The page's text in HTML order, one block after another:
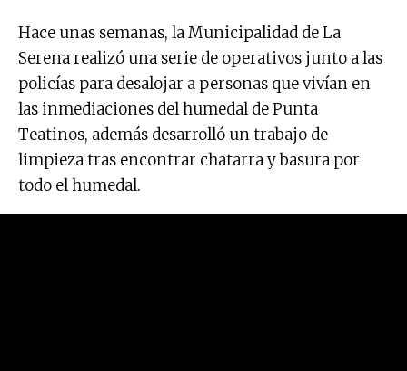
Hace unas semanas, la Municipalidad de La
Serena realizó una serie de operativos junto a las
policías para desalojar a personas que vivían en
las inmediaciones del humedal de Punta
Teatinos, además desarrolló un trabajo de
limpieza tras encontrar chatarra y basura por
todo el humedal.